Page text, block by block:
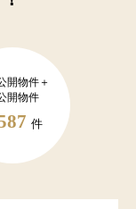
開物件＋
開物件
件